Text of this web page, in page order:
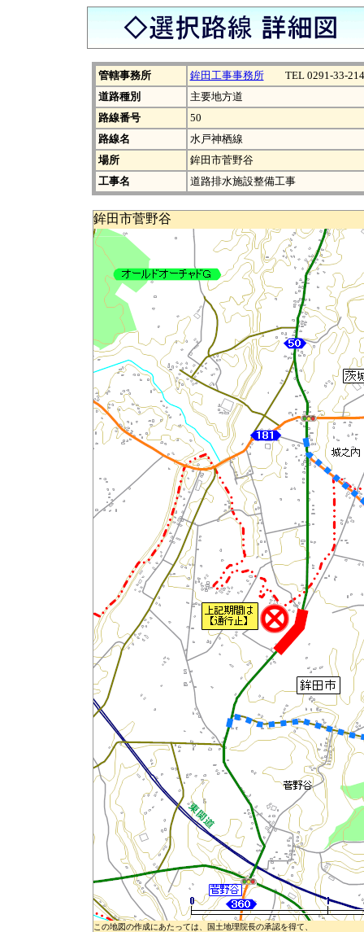
管轄事務所 鉾田工事事務所TEL 0291-33-
道路種別
主要地方道
路線番号
50
路線名
水戸神栖線
場所
鉾田市菅野谷
工事名
道路排水施設整備工事
鉾田市菅野谷
この地図の作成にあたっては、国土地理院長の承認を得て、